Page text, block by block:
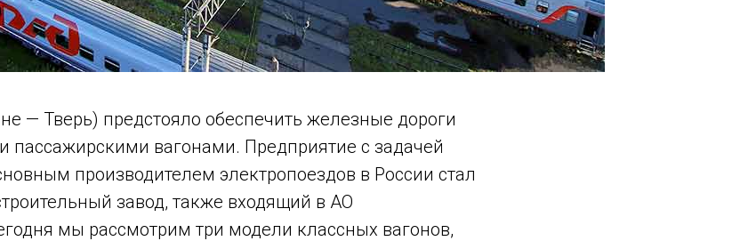
— Тверь) предстояло обеспечить железные дороги
пассажирскими вагонами. Предприятие с задачей
производителем электропоездов в России стал
завод, также входящий в АО
мы рассмотрим три модели классных вагонов,